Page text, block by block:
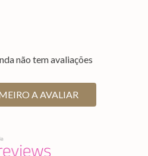
não tem avaliações
A AVALIAR